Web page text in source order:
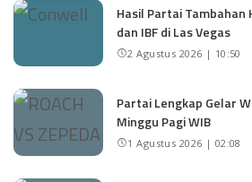
Hasil Partai Tambahan
dan IBF di Las Vegas
2 Agustus 2026 | 10:50
Partai Lengkap Gelar
Minggu Pagi WIB
1 Agustus 2026 | 02:08